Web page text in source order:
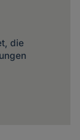
die